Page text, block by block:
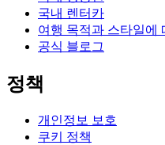
국내 렌터카
여행 목적과 스타일에
공식 블로그
정책
개인정보 보호
쿠키 정책